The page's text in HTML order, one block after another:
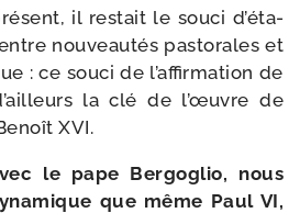
il res­tait le sou­ci d’é­ta­
nou­veau­tés pas­to­rales et
: ce sou­ci de l’af­fir­ma­tion de
la clé de l’œuvre de
XVI.
le pape Bergoglio, nous
que même Paul VI,